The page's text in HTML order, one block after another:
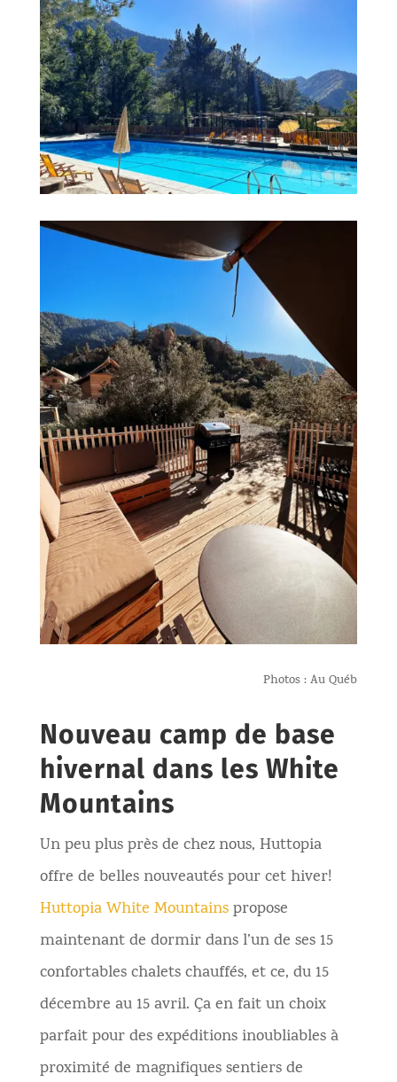
Photos : Au Québ
Nouveau camp de base
hivernal dans les White
Mountains
Un peu plus près de chez nous, Huttopia
offre de belles nouveautés pour cet hiver!
Huttopia White Mountainspropose
maintenant de dormir dans l’un de ses 15
confortables chalets chauffés, et ce, du 15
décembre au 15 avril. Ça en fait un choix
parfait pour des expéditions inoubliables à
proximité de magnifiques sentiers de